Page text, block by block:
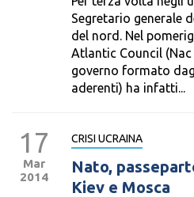
Segretario generale
del nord. Nel
Atlantic Council
governo formato
aderenti) ha infatti...
17
Mar
2014
CRISI UCRAINA
Nato,
Kiev e Mosca